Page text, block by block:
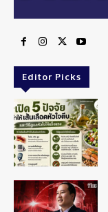
Editor Picks